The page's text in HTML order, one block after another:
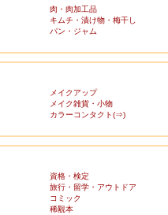
肉・肉加工品
キムチ・漬け物・梅干し
パン・ジャム
メイクアップ
メイク雑貨・小物
カラーコンタクト(⇒)
資格・検定
旅行・留学・アウトドア
コミック
稀覯本